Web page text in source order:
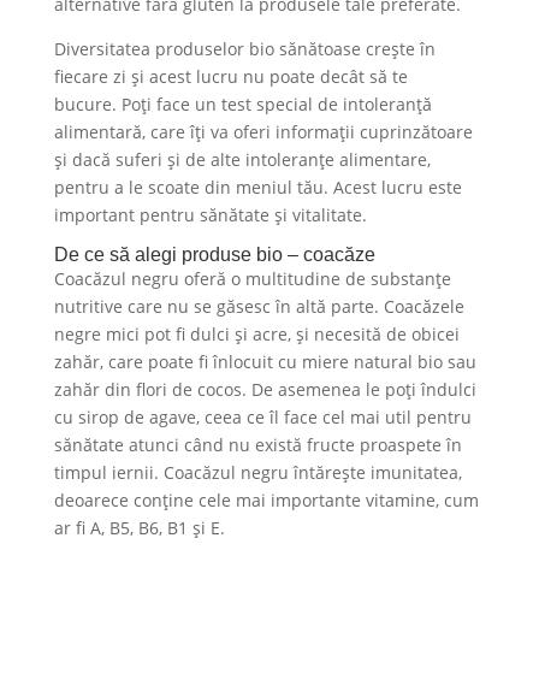
Diversitatea produselor bio sănătoase crește în
fiecare zi și acest lucru nu poate decât să te
bucure. Poți face un test special de intoleranță
alimentară, care îți va oferi informații cuprinzătoare
și dacă suferi și de alte intoleranțe alimentare,
pentru a le scoate din meniul tău. Acest lucru este
important pentru sănătate și vitalitate.
De ce să alegi produse bio – coacăze
Coacăzul negru oferă o multitudine de substanțe
nutritive care nu se găsesc în altă parte. Coacăzele
negre mici pot fi dulci și acre, și necesită de obicei
zahăr, care poate fi înlocuit cu miere natural bio sau
zahăr din flori de cocos. De asemenea le poți îndulci
cu sirop de agave, ceea ce îl face cel mai util pentru
sănătate atunci când nu există fructe proaspete în
timpul iernii. Coacăzul negru întărește imunitatea,
deoarece conține cele mai importante vitamine, cum
ar fi A, B5, B6, B1 și E.